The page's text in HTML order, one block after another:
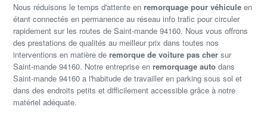
Nous réduisons le temps d'attente enremorquage pour véhicule en
étant connectés en permanence au réseau info trafic pour circuler
rapidement sur les routes de Saint-mande 94160. Nous vous offrons
des prestations de qualités au meilleur prix dans toutes nos
interventions en matière deremorque de voiture pas cher sur
Saint-mande 94160. Notre entreprise enremorquage auto dans
Saint-mande 94160 a l'habitude de travailler en parking sous sol et
dans des endroits petits et difficilement accessible grâce à notre
matériel adéquate.